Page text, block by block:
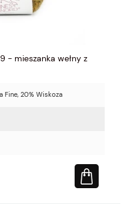
- mieszanka wełny z
Fine, 20% Wiskoza